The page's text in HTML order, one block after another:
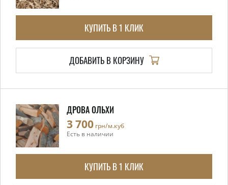
КУПИТЬ В 1 КЛИК
ДОБАВИТЬ В КОРЗИНУ
ДРОВА ОЛЬХИ
3 700 грн/м.куб
Есть в наличии
КУПИТЬ В 1 КЛИК